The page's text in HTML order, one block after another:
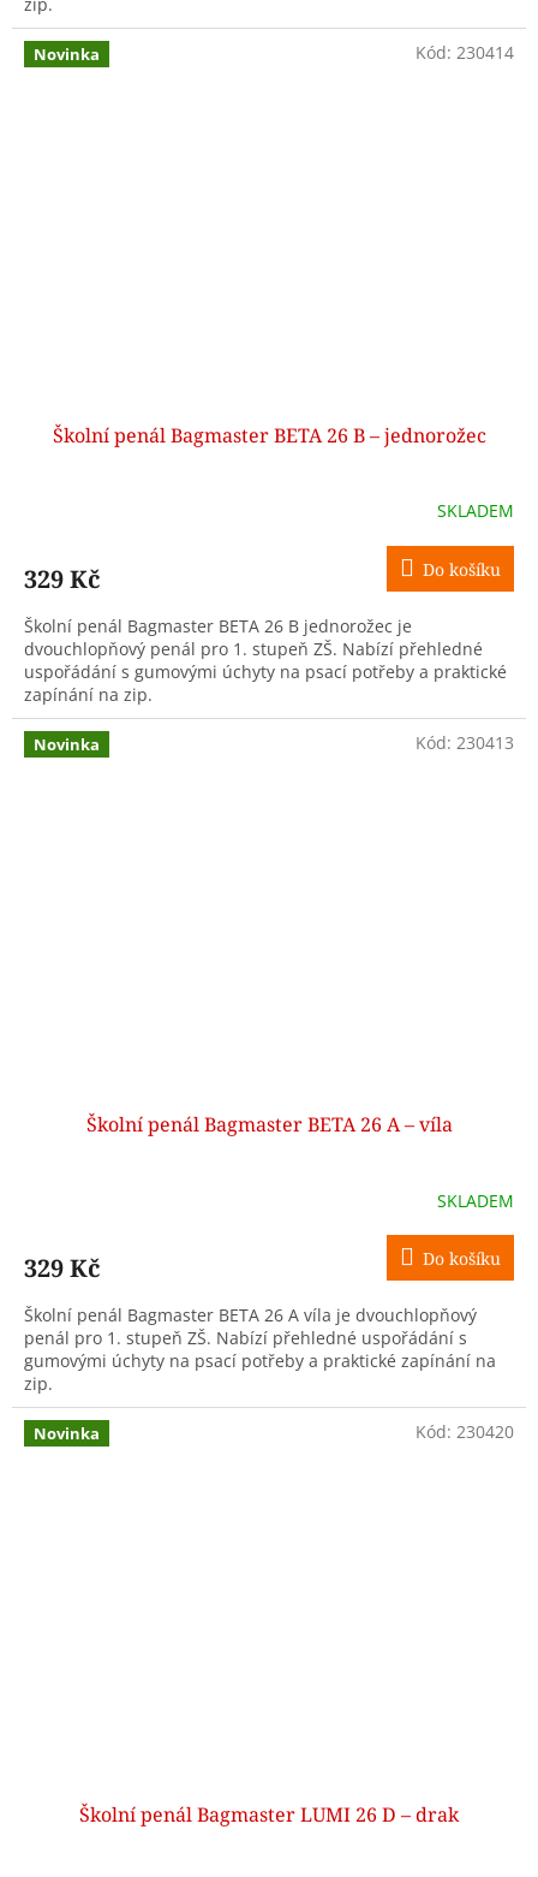
Novinka
Školní penál Bagmaster BETA 26 B – jednorožec
SKLADEM
329 Kč Do košíku
Školní penál Bagmaster BETA 26 B jednorožec je
dvouchlopňový penál pro 1. stupeň ZŠ. Nabízí přehledné
uspořádání s gumovými úchyty na psací potřeby a praktické
zapínání na zip.
Kód: 230414
Novinka
Školní penál Bagmaster BETA 26 A – víla
SKLADEM
329 Kč Do košíku
Školní penál Bagmaster BETA 26 A víla je dvouchlopňový
penál pro 1. stupeň ZŠ. Nabízí přehledné uspořádání s
gumovými úchyty na psací potřeby a praktické zapínání na
zip.
Kód: 230413
Novinka
Školní penál Bagmaster LUMI 26 D – drak
Kód: 230420